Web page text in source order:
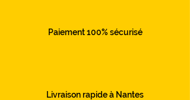
Paiement 100% sécurisé
Livraison rapide à Nantes